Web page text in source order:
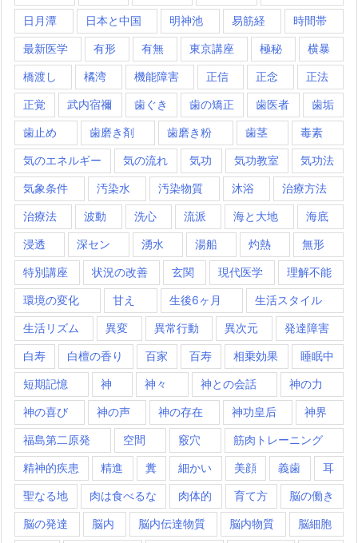
日月潭 日本と中国 明神池 易筋経 時間帯
最新医学 有形 有無 東京講座 極秘 横暴
橋渡し 橘湾 機能障害 正信 正念 正法
正覚 武内宿禰 歯ぐき 歯の矯正 歯医者 歯垢
歯止め 歯磨き剤 歯磨き粉 歯茎 毒素
気のエネルギー 気の流れ 気功 気功教室 気功法
気象条件 汚染水 汚染物質 沐浴 治療方法
治療法 波動 洗心 流派 海と大地 海底
浸透 深セン 湧水 湯船 灼熱 無形
特別講座 状況の改善 玄関 現代医学 理解不能
環境の変化 甘え 生後6ヶ月 生活スタイル
生活リズム 異変 異常行動 異次元 発達障害
白寿 白檀の香り 百家 百寿 相乗効果 睡眠中
短期記憶 神 神々 神との会話 神の力
神の喜び 神の声 神の存在 神功皇后 神界
福島第二原発 空間 竅穴 筋肉トレーニング
精神的疾患 精進 糞 細かい 美顔 義歯 耳
聖なる地 肉は食べるな 肉体的 育て方 脳の働き
脳の発達 脳内 脳内伝達物質 脳内物質 脳細胞